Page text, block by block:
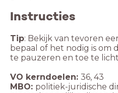
Instructies
Tip: Bekijk van tevoren
bepaal of het nodig is om
te pauzeren en toe te
VO kerndoelen:
MBO: politiek-juridische